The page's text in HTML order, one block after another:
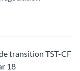
transition TST-CF
18